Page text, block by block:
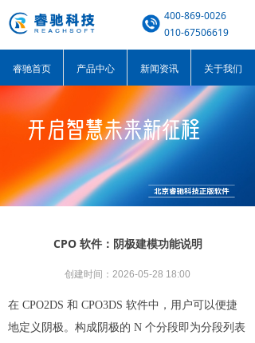
400-869-0026
010-67506619
睿驰首页 产品中心 新闻资讯 关于我们
CPO 软件：阴极建模功能说明
在 CPO2DS 和 CPO3DS 软件中，用户可以便捷
地定义阴极。构成阴极的 N 个分段即为分段列表
创建时间： 2026-05-28 18:00